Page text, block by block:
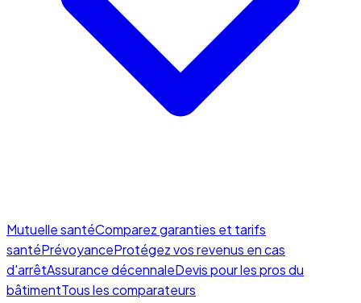
Mutuelle santéComparez garanties et tarifs
santéPrévoyanceProtégez vos revenus en cas
d'arrêtAssurance décennaleDevis pour les pros du
bâtimentTous les comparateurs